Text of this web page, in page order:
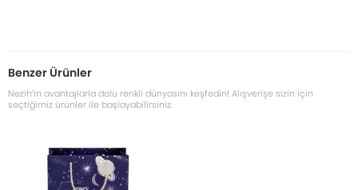
Benzer Ürünler
Nezih’in avantajlarla dolu renkli dünyasını keşfedin! Alışverişe sizin için
seçtiğimiz ürünler ile başlayabilirsiniz.